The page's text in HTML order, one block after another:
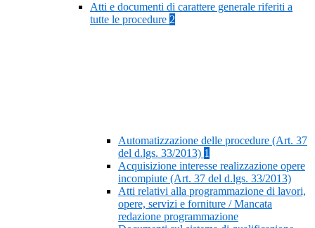
Atti e documenti di carattere generale riferiti a
tutte le procedure 2
Automatizzazione delle procedure (Art. 37
del d.lgs. 33/2013) 1
Acquisizione interesse realizzazione opere
incompiute (Art. 37 del d.lgs. 33/2013)
Atti relativi alla programmazione di lavori,
opere, servizi e forniture / Mancata
redazione programmazione